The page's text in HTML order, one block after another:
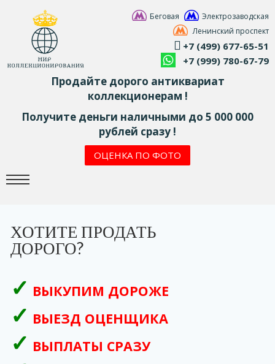
Беговая
Электрозаводская
Ленинский проспект
+7 (499) 677-65-51
+7 (999) 780-67-79
Продайте дорого антиквариат
коллекционерам !
Получите деньги наличными до 5 000 000
рублей сразу !
ОЦЕНКА ПО ФОТО
ХОТИТЕ ПРОДАТЬ
ДОРОГО?
ВЫКУПИМ ДОРОЖЕ
ВЫЕЗД ОЦЕНЩИКА
ВЫПЛАТЫ СРАЗУ